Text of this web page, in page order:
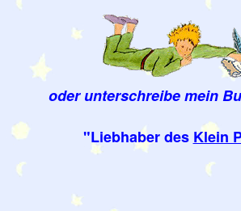
oder unterschreibe mein
"Liebhaber des Klein